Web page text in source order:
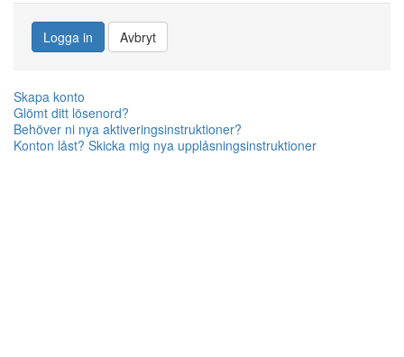
Logga in Avbryt
Skapa konto
Glömt ditt lösenord?
Behöver ni nya aktiveringsinstruktioner?
Konton låst? Skicka mig nya upplåsningsinstruktioner